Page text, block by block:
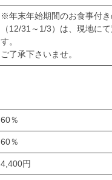
※年末年始期間のお食事付
（12/31～1/3）は、現地に
す。
ご了承下さいませ。
60％
60％
4,400円